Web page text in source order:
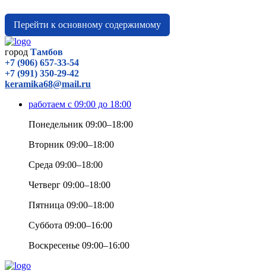
Перейти к основному содержимому
город Тамбов
+7 (906) 657-33-54
+7 (991) 350-29-42
keramika68@mail.ru
работаем с 09:00 до 18:00
Понедельник 09:00–18:00
Вторник 09:00–18:00
Среда 09:00–18:00
Четверг 09:00–18:00
Пятница 09:00–18:00
Суббота 09:00–16:00
Воскресенье 09:00–16:00